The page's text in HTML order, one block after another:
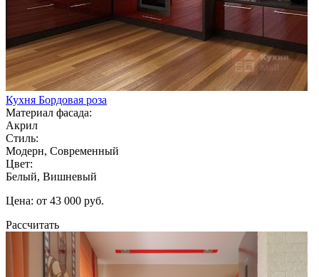
Кухня Бордовая роза
Материал фасада:
Акрил
Стиль:
Модерн, Современный
Цвет:
Белый, Вишневый
Цена: от 43 000 руб.
Рассчитать